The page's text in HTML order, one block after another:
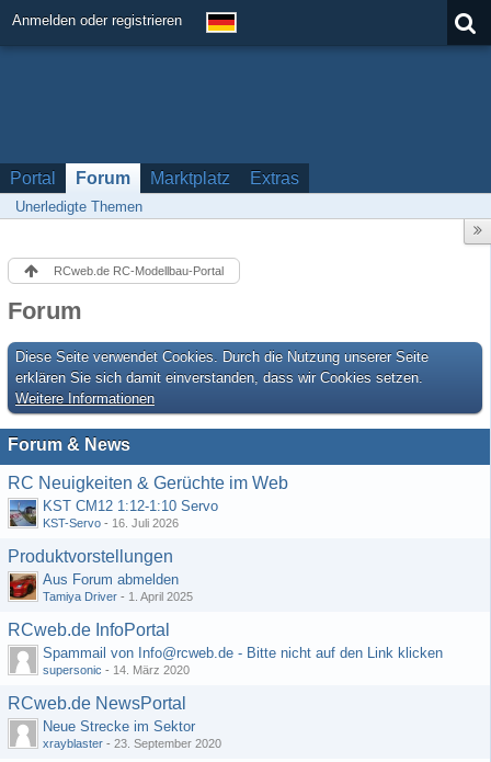
Anmelden oder registrieren
Portal Forum Marktplatz Extras
Unerledigte Themen
RCweb.de RC-Modellbau-Portal
Forum
Diese Seite verwendet Cookies. Durch die Nutzung unserer Seite
erklären Sie sich damit einverstanden, dass wir Cookies setzen.
Weitere Informationen
Forum & News
RC Neuigkeiten & Gerüchte im Web
KST CM12 1:12-1:10 Servo
KST-Servo - 16. Juli 2026
Produktvorstellungen
Aus Forum abmelden
Tamiya Driver - 1. April 2025
RCweb.de InfoPortal
Spammail von Info@rcweb.de - Bitte nicht auf den Link klicken
supersonic - 14. März 2020
RCweb.de NewsPortal
Neue Strecke im Sektor
xrayblaster - 23. September 2020